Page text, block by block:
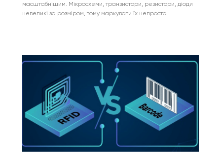
масштабнішим. Мікросхеми, транзистори, резистори, діоди
невеликі за розміром, тому маркувати їх непросто.